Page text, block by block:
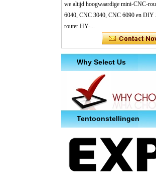
we altijd hoogwaardige mini-CNC-
6040, CNC 3040, CNC 6090 en DIY
router HY-...
Why Select Us
Tentoonstellingen